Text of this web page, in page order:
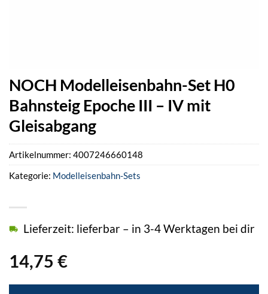
NOCH Modelleisenbahn-Set H0
Bahnsteig Epoche III – IV mit
Gleisabgang
14,75 €
Lieferzeit: lieferbar – in 3-4 Werktagen bei dir
Artikelnummer: 4007246660148
Kategorie: Modelleisenbahn-Sets